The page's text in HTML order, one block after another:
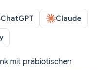
ChatGPT Claude
mit präbiotischen